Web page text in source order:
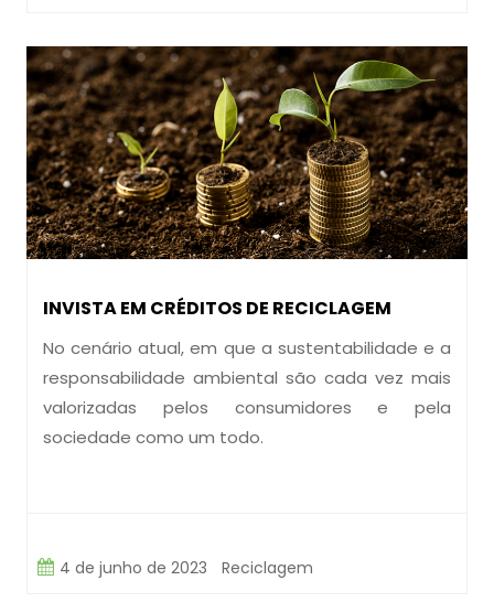
INVISTA EM CRÉDITOS DE RECICLAGEM
No cenário atual, em que a sustentabilidade e a
responsabilidade ambiental são cada vez mais
valorizadas pelos consumidores e pela
sociedade como um todo.
4 de junho de 2023 Reciclagem